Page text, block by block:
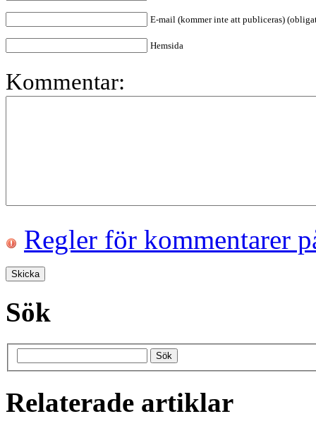
E-mail (kommer inte att publiceras)
Hemsida
Kommentar:
Regler för kommentarer
Sök
Relaterade artiklar